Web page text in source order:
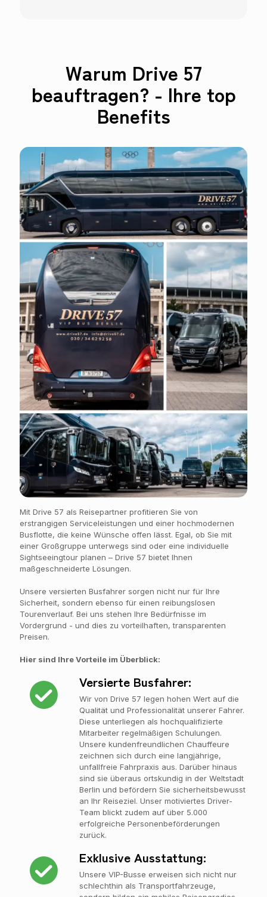
Warum Drive 57
beauftragen? - Ihre top
Benefits
Mit Drive 57 als Reisepartner profitieren Sie von
erstrangigen Serviceleistungen und einer hochmodernen
Busflotte, die keine Wünsche offen lässt. Egal, ob Sie mit
einer Großgruppe unterwegs sind oder eine individuelle
Sightseeingtour planen – Drive 57 bietet Ihnen
maßgeschneiderte Lösungen.
Unsere versierten Busfahrer sorgen nicht nur für Ihre
Sicherheit, sondern ebenso für einen reibungslosen
Tourenverlauf. Bei uns stehen Ihre Bedürfnisse im
Vordergrund - und dies zu vorteilhaften, transparenten
Preisen.
Hier sind Ihre Vorteile im Überblick:
Versierte Busfahrer:
Wir von Drive 57 legen hohen Wert auf die
Qualität und Professionalität unserer Fahrer.
Diese unterliegen als hochqualifizierte
Mitarbeiter regelmäßigen Schulungen.
Unsere kundenfreundlichen Chauffeure
zeichnen sich durch eine langjährige,
unfallfreie Fahrpraxis aus. Darüber hinaus
sind sie überaus ortskundig in der Weltstadt
Berlin und befördern Sie sicherheitsbewusst
an Ihr Reiseziel. Unser motiviertes Driver-
Team blickt zudem auf über 5.000
erfolgreiche Personenbeförderungen
zurück.
Exklusive Ausstattung:
Unsere VIP-Busse erweisen sich nicht nur
schlechthin als Transportfahrzeuge,